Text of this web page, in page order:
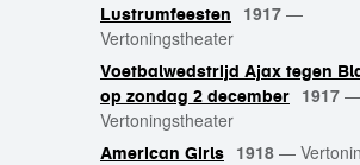
Lustrumfeesten 1917 —
Vertoningstheater
Voetbalwedstrijd Ajax tegen
op zondag 2 december
1917 —
Vertoningstheater
American Girls 1918 —